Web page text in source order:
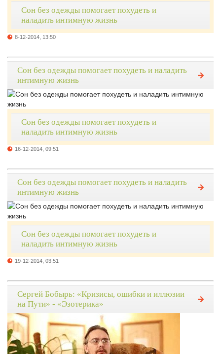
Сон без одежды помогает похудеть и
наладить интимную жизнь
8-12-2014, 13:50
Сон без одежды помогает похудеть и наладить
интимную жизнь
Сон без одежды помогает похудеть и
наладить интимную жизнь
16-12-2014, 09:51
Сон без одежды помогает похудеть и наладить
интимную жизнь
Сон без одежды помогает похудеть и
наладить интимную жизнь
19-12-2014, 03:51
Сергей Бобырь: «Кризисы, ошибки и иллюзии
на Пути» - «Эзотерика»